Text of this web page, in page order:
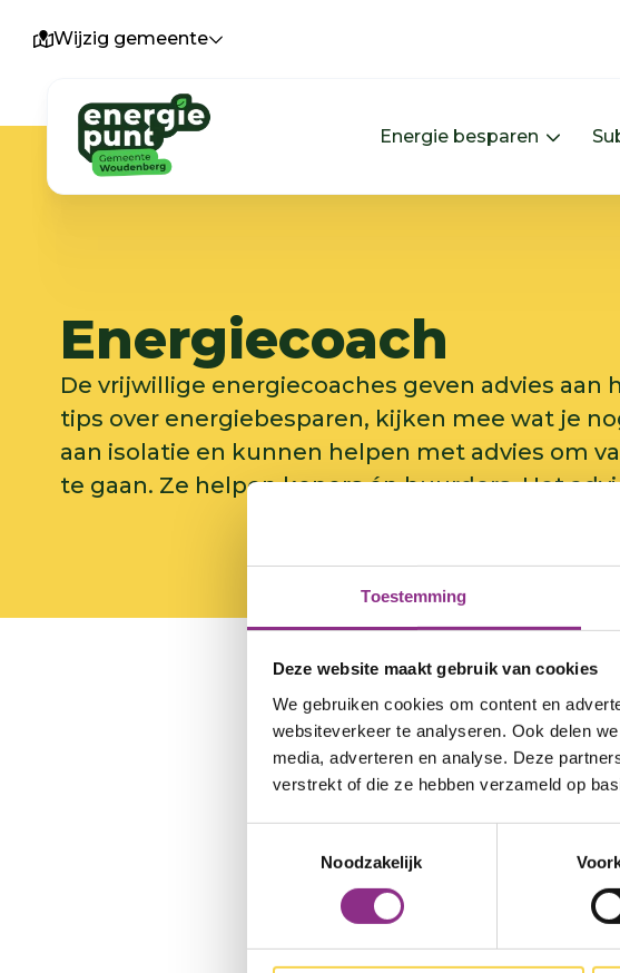
Toestemming
Deze website maakt gebruik van cookies
We gebruiken cookies om content en
websiteverkeer te analyseren. Ook delen
media, adverteren en analyse. Deze
verstrekt of die ze hebben verzameld op
Noodzakelijk
Wijzig gemeente
Energie besparen Menu
Energiecoach
De vrijwillige energiecoaches geven advies aan
tips over energiebesparen, kijken mee wat je
aan isolatie en kunnen helpen met advies om
te gaan. Ze helpen kopers én huurders. Het
Je wilt aan de slag met het
energiescan aan bij een van de
huisbezoek weet je alles wat
druk op de knop een gesprek in!
Gesprek aanvragen